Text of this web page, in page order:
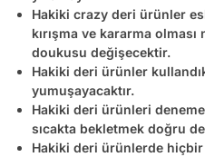
Hakiki crazy deri ürünler
kırışma ve kararma
doukusu değişecektir.
Hakiki deri ürünler
yumuşayacaktır.
Hakiki deri ürünleri
sıcakta bekletmek doğru
Hakiki deri ürünlerde